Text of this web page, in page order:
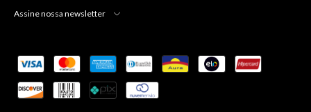
Assine nossa newsletter